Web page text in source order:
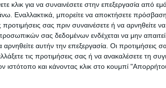
για να συναινέσετε στην επεξεργασία από
Εναλλακτικά, μπορείτε να αποκτήσετε
σας πριν συναινέσετε ή να αρνηθείτε
σας δεδομένων ενδέχεται να μην
αυτήν την επεξεργασία. Οι προτιμήσεις
τις προτιμήσεις σας ή να ανακαλέσετε τη
ιστότοπο και κάνοντας κλικ στο κουμπί